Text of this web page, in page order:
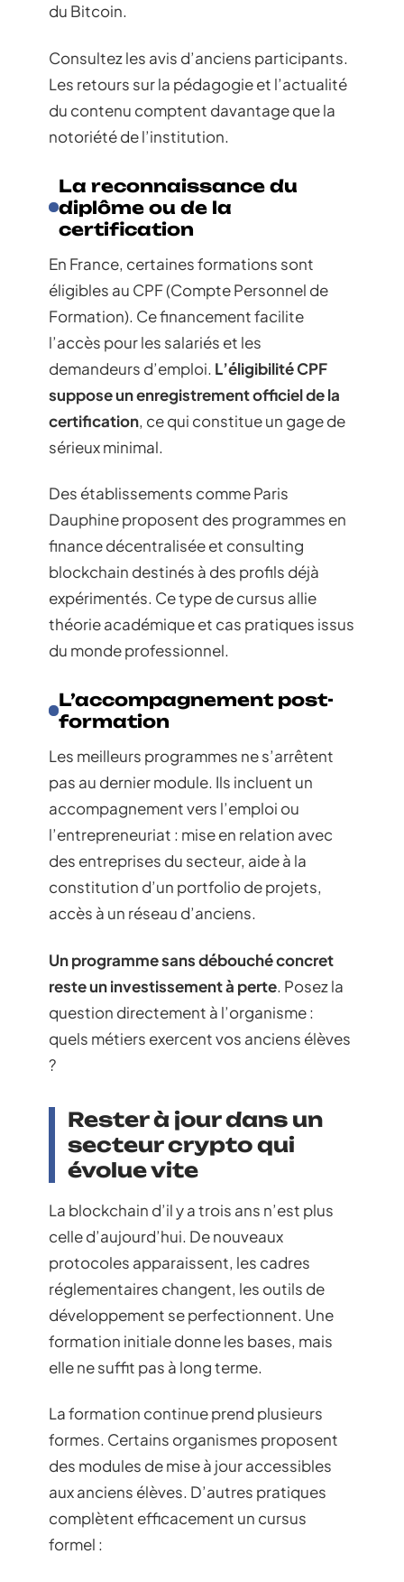
du Bitcoin.
Consultez les avis d’anciens participants.
Les retours sur la pédagogie et l’actualité
du contenu comptent davantage que la
notoriété de l’institution.
La reconnaissance du
diplôme ou de la
certification
En France, certaines formations sont
éligibles au CPF (Compte Personnel de
Formation). Ce financement facilite
l’accès pour les salariés et les
demandeurs d’emploi. L’éligibilité CPF
suppose un enregistrement officiel de la
certification, ce qui constitue un gage de
sérieux minimal.
Des établissements comme Paris
Dauphine proposent des programmes en
finance décentralisée et consulting
blockchain destinés à des profils déjà
expérimentés. Ce type de cursus allie
théorie académique et cas pratiques issus
du monde professionnel.
L’accompagnement post-
formation
Les meilleurs programmes ne s’arrêtent
pas au dernier module. Ils incluent un
accompagnement vers l’emploi ou
l’entrepreneuriat : mise en relation avec
des entreprises du secteur, aide à la
constitution d’un portfolio de projets,
accès à un réseau d’anciens.
Un programme sans débouché concret
reste un investissement à perte. Posez la
question directement à l’organisme :
quels métiers exercent vos anciens élèves
?
Rester à jour dans un
secteur crypto qui
évolue vite
La blockchain d’il y a trois ans n’est plus
celle d’aujourd’hui. De nouveaux
protocoles apparaissent, les cadres
réglementaires changent, les outils de
développement se perfectionnent. Une
formation initiale donne les bases, mais
elle ne suffit pas à long terme.
La formation continue prend plusieurs
formes. Certains organismes proposent
des modules de mise à jour accessibles
aux anciens élèves. D’autres pratiques
complètent efficacement un cursus
formel :